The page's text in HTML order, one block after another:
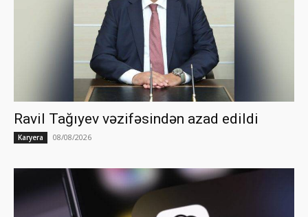
Ravil Tağıyev vəzifəsindən azad edildi
Karyera 08/08/2026